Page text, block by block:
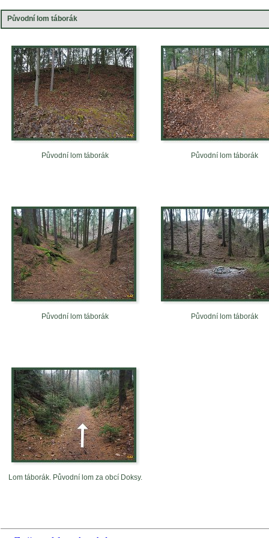
Původní lom táborák
Původní lom táborák Původní lom táborák
Původní lom táborák Původní lom táborák
Lom táborák. Původní lom za obcí Doksy.